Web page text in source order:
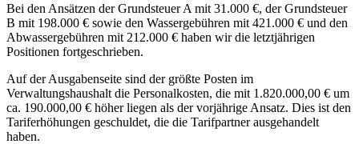
Bei den Ansätzen der Grundsteuer A mit 31.000 €, der Grundsteuer
B mit 198.000 € sowie den Wassergebühren mit 421.000 € und den
Abwassergebühren mit 212.000 € haben wir die letztjährigen
Positionen fortgeschrieben.
Auf der Ausgabenseite sind der größte Posten im
Verwaltungshaushalt die Personalkosten, die mit 1.820.000,00 € um
ca. 190.000,00 € höher liegen als der vorjährige Ansatz. Dies ist den
Tariferhöhungen geschuldet, die die Tarifpartner ausgehandelt
haben.